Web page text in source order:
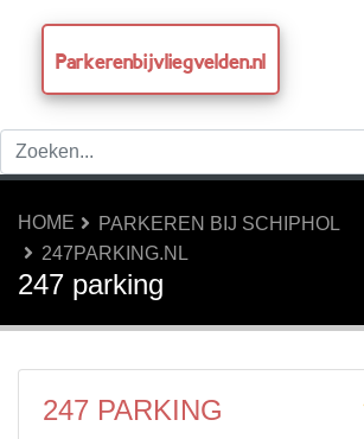
Parkerenbijvliegvelden.nl
HOME
PARKEREN BIJ SCHIPHOL
247PARKING.NL
247 parking
247 PARKING